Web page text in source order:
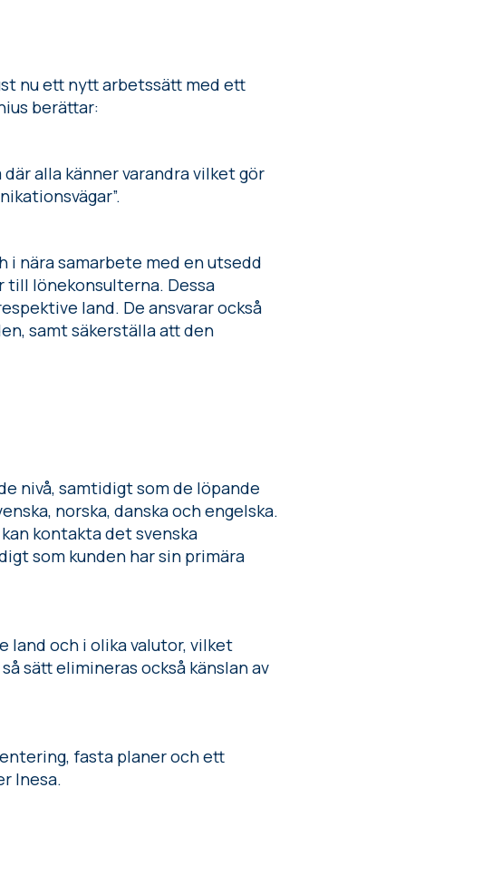
nu ett nytt arbetssätt med ett
berättar:
alla känner varandra vilket gör
i nära samarbete med en utsedd
till lönekonsulterna. Dessa
land. De ansvarar också
samt säkerställa att den
nivå, samtidigt som de löpande
norska, danska och engelska.
kontakta det svenska
som kunden har sin primära
land och i olika valutor, vilket
sätt elimineras också känslan av
fasta planer och ett
Inesa.